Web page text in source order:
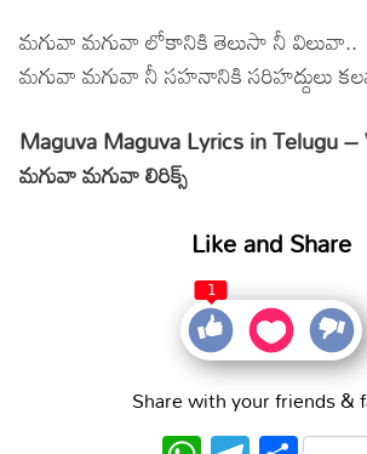
మగువా మగువా లోకానికి తెలుసా నీ విలువా..
మగువా మగువా నీ సహనానికి సరిహద్దులు
Maguva Maguva Lyrics in Telugu
మగువా మగువా లిరిక్స్
Like and Share
1
Share with your friends &